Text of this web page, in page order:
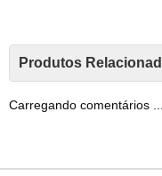
Produtos
Carregando comentários ...